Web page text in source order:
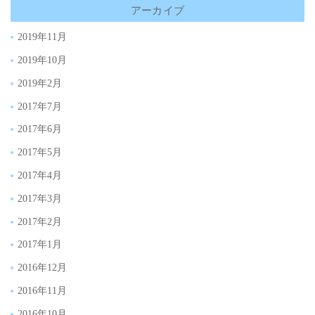
アーカイブ
2019年11月
2019年10月
2019年2月
2017年7月
2017年6月
2017年5月
2017年4月
2017年3月
2017年2月
2017年1月
2016年12月
2016年11月